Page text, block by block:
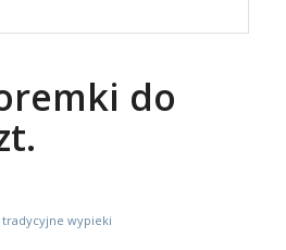
do
tradycyjne wypieki